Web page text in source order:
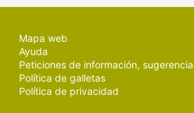
Mapa web
Ayuda
Peticiones de información,
Política de galletas
Política de privacidad